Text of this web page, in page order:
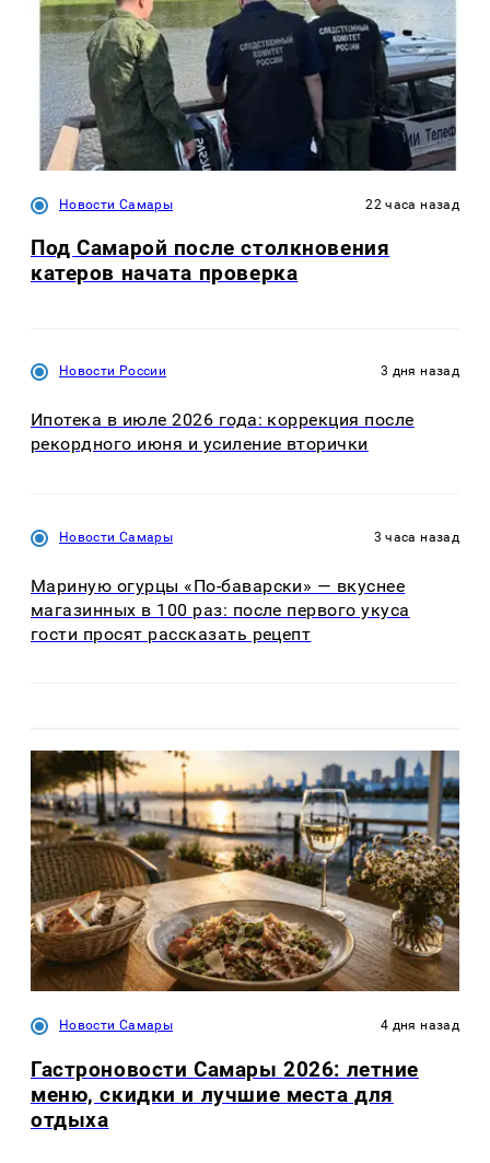
Новости Самары 22 часа назад
Под Самарой после столкновения
катеров начата проверка
Новости России 3 дня назад
Ипотека в июле 2026 года: коррекция после
рекордного июня и усиление вторички
Новости Самары 3 часа назад
Мариную огурцы «По-баварски» — вкуснее
магазинных в 100 раз: после первого укуса
гости просят рассказать рецепт
Новости Самары 4 дня назад
Гастроновости Самары 2026: летние
меню, скидки и лучшие места для
отдыха